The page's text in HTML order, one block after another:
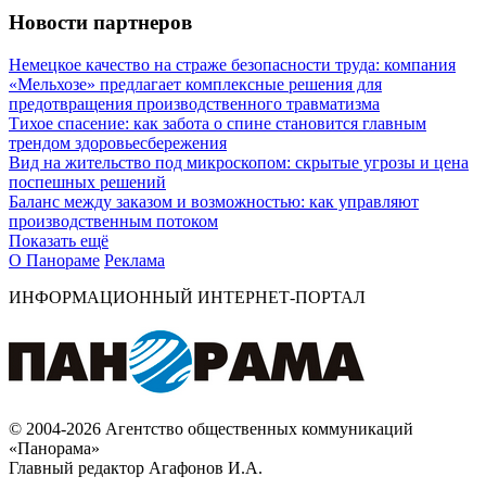
Новости партнеров
Немецкое качество на страже безопасности труда: компания
«Мельхозе» предлагает комплексные решения для
предотвращения производственного травматизма
Тихое спасение: как забота о спине становится главным
трендом здоровьесбережения
Вид на жительство под микроскопом: скрытые угрозы и цена
поспешных решений
Баланс между заказом и возможностью: как управляют
производственным потоком
Показать ещё
О Панораме Реклама
ИНФОРМАЦИОННЫЙ ИНТЕРНЕТ-ПОРТАЛ
© 2004-2026 Агентство общественных коммуникаций
«Панорама»
Главный редактор Агафонов И.А.